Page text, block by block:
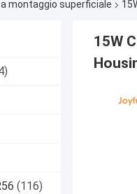
montaggio superficiale
(116)
15W